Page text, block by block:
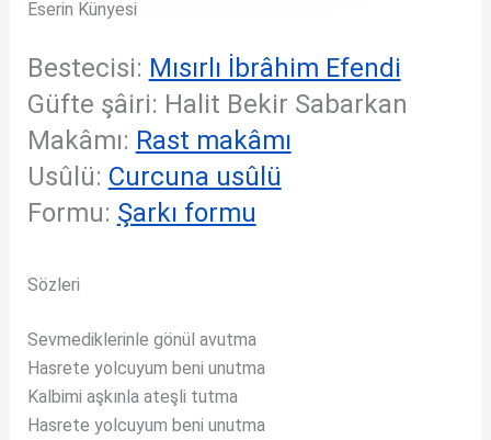
Eserin Künyesi
Bestecisi: Mısırlı İbrâhim Efendi
Güfte şâiri: Halit Bekir Sabarkan
Makâmı: Rast makâmı
Usûlü: Curcuna usûlü
Formu: Şarkı formu
Sözleri
Sevmediklerinle gönül avutma
Hasrete yolcuyum beni unutma
Kalbimi aşkınla ateşli tutma
Hasrete yolcuyum beni unutma